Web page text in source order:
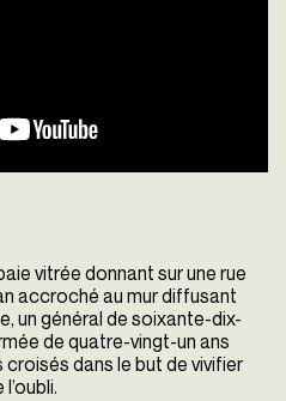
vitrée donnant sur une rue
accroché au mur diffusant
un général de soixante-dix-
de quatre-vingt-un ans
dans le but de vivifier